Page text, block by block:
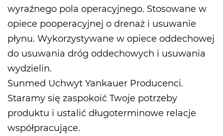
wyraźnego pola operacyjnego. Stosowane w
opiece pooperacyjnej o drenaż i usuwanie
płynu. Wykorzystywane w opiece oddechowej
do usuwania dróg oddechowych i usuwania
wydzielin.
Sunmed Uchwyt Yankauer Producenci.
Staramy się zaspokoić Twoje potrzeby
produktu i ustalić długoterminowe relacje
współpracujące.